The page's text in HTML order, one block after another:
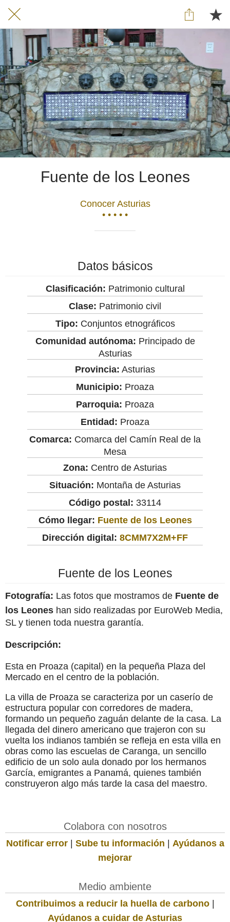
Fuente de los Leones
Conocer Asturias
• • • • •
Datos básicos
Clasificación: Patrimonio cultural
Clase: Patrimonio civil
Tipo: Conjuntos etnográficos
Comunidad autónoma: Principado de
Asturias
Provincia: Asturias
Municipio: Proaza
Parroquia: Proaza
Entidad: Proaza
Comarca: Comarca del Camín Real de la
Mesa
Zona: Centro de Asturias
Situación: Montaña de Asturias
Código postal: 33114
Cómo llegar: Fuente de los Leones
Dirección digital: 8CMM7X2M+FF
Fuente de los Leones
Fotografía: Las fotos que mostramos de Fuente de
los Leones han sido realizadas por EuroWeb Media,
SL y tienen toda nuestra garantía.
Descripción:
Esta en Proaza (capital) en la pequeña Plaza del
Mercado en el centro de la población.
La villa de Proaza se caracteriza por un caserío de
estructura popular con corredores de madera,
formando un pequeño zaguán delante de la casa. La
llegada del dinero americano que trajeron con su
vuelta los indianos también se refleja en esta villa en
obras como las escuelas de Caranga, un sencillo
edificio de un solo aula donado por los hermanos
García, emigrantes a Panamá, quienes también
construyeron algo más tarde la casa del maestro.
Colabora con nosotros
Notificar error| Sube tu información | Ayúdanos a
mejorar
Medio ambiente
Contribuimos a reducir la huella de carbono|
Ayúdanos a cuidar de Asturias